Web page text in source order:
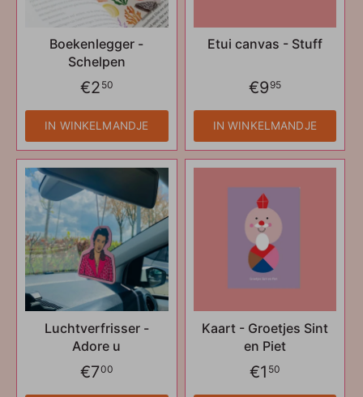
Boekenlegger -
Schelpen
€2 50
IN WINKELMANDJE
Etui canvas - Stuff
€995
IN WINKELMANDJE
Luchtverfrisser -
Adore u
€700
Kaart - Groetjes Sint
en Piet
€1 50